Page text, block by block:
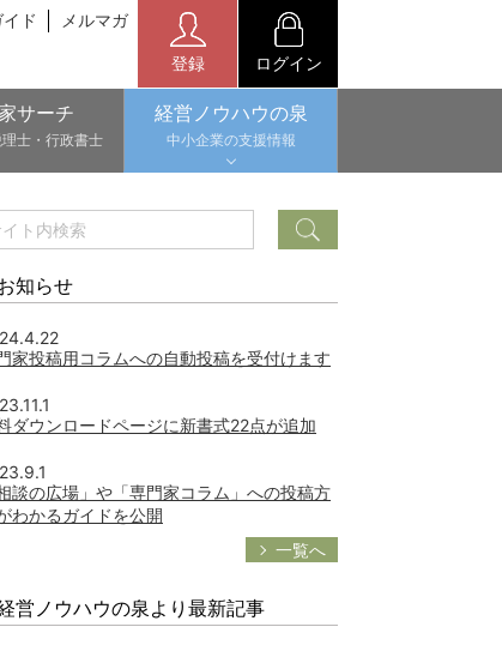
ド メルマガ
登録 ログイン
サーチ
士・行政書士
経営ノウハウの泉
中小企業の支援情報
知らせ
家投稿用コラムへの自動投稿を受付けます
ダウンロードページに新書式22点が追加
相談の広場」や「専門家コラム」への投稿方
わかるガイドを公開
一覧へ
営ノウハウの泉より最新記事